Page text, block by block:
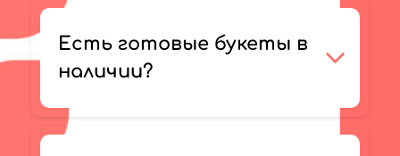
Есть готовые букеты в
наличии?